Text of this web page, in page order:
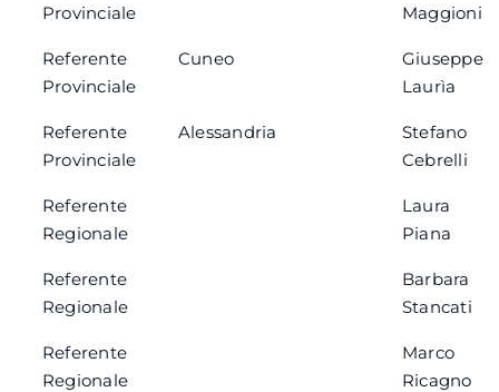
Provinciale
Maggioni
Referente
Provinciale
Cuneo
Giuseppe
Laurìa
Referente
Provinciale
Alessandria
Stefano
Cebrelli
Referente
Regionale
Laura
Piana
Referente
Regionale
Barbara
Stancati
Referente
Regionale
Marco
Ricagno